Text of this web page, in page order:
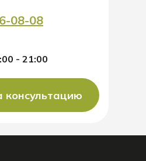
- 21:00
08-08
консультацию